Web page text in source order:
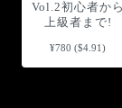
Vol.2初心者から
上級者まで!
¥780 ($4.91)